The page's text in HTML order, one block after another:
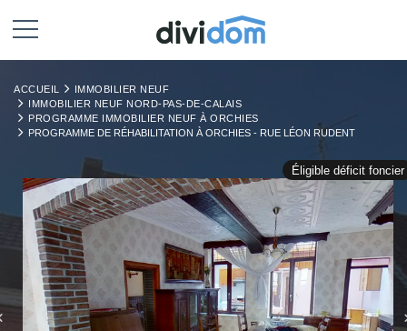
ACCUEIL
IMMOBILIER NEUF
IMMOBILIER NEUF NORD-PAS-DE-CALAIS
PROGRAMME IMMOBILIER NEUF À ORCHIES
PROGRAMME DE RÉHABILITATION À ORCHIES - RUE LÉON RUDENT
Éligible déficit foncier